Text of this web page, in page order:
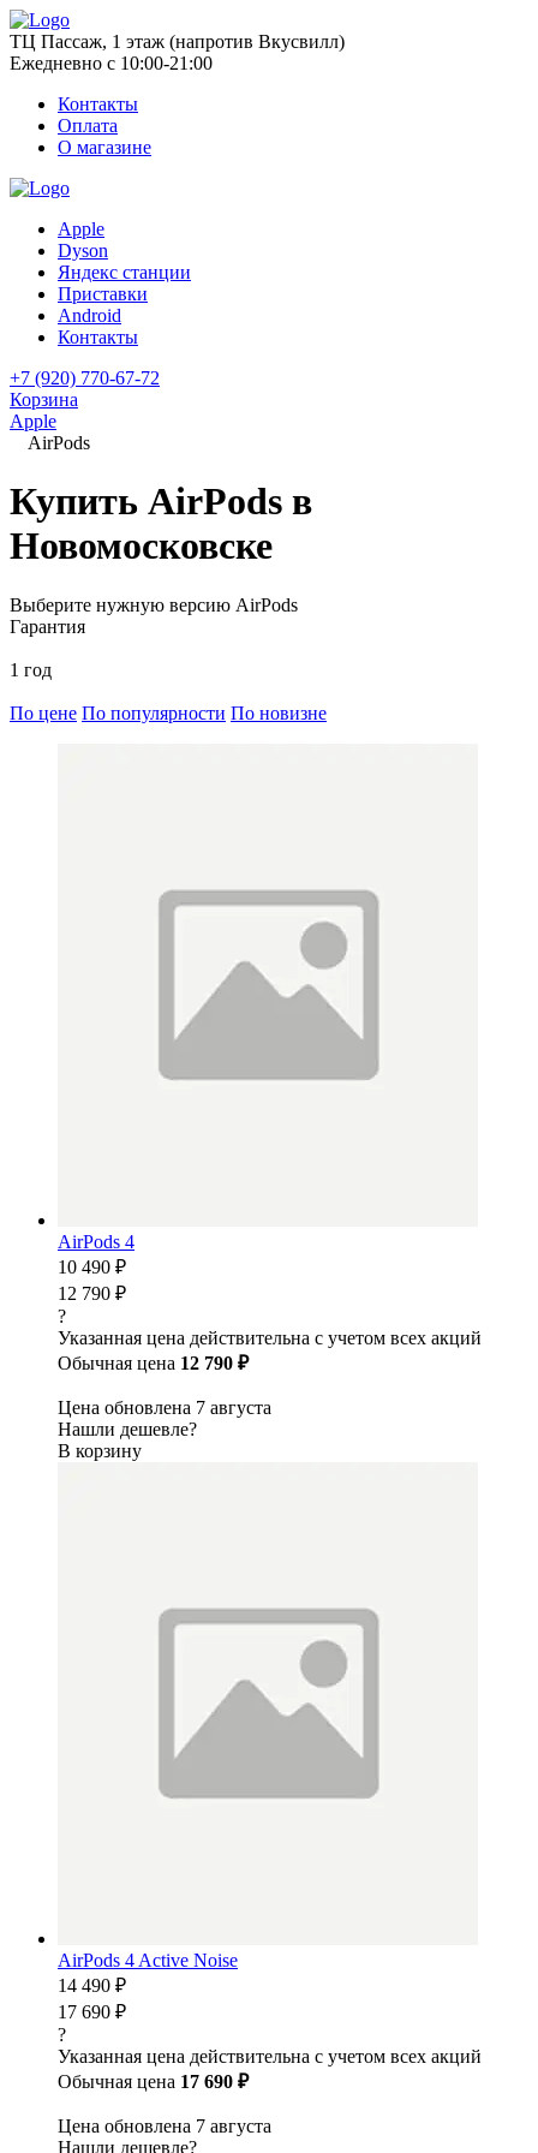
ТЦ Пассаж, 1 этаж (напротив Вкусвилл)
Ежедневно с 10:00-21:00
Контакты
Оплата
О магазине
Apple
Dyson
Яндекс станции
Приставки
Android
Контакты
+7 (920) 770-67-72
Корзина
Apple
AirPods
Купить AirPods в
Новомосковске
Выберите нужную версию AirPods
Гарантия
1 год
По цене По популярности По новизне
AirPods 4
10 490 ₽
12 790 ₽
?
Указанная цена действительна с учетом всех акций
Обычная цена 12 790 ₽
Цена обновлена 7 августа
Нашли дешевле?
В корзину
AirPods 4 Active Noise
14 490 ₽
17 690 ₽
?
Указанная цена действительна с учетом всех акций
Обычная цена 17 690 ₽
Цена обновлена 7 августа
Нашли дешевле?